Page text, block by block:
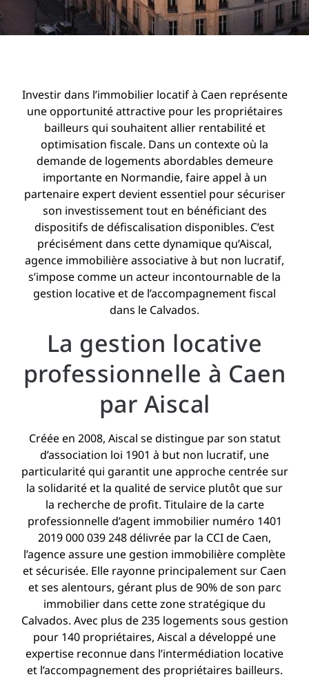
Investir dans l’immobilier locatif à Caen représente
une opportunité attractive pour les propriétaires
bailleurs qui souhaitent allier rentabilité et
optimisation fiscale. Dans un contexte où la
demande de logements abordables demeure
importante en Normandie, faire appel à un
partenaire expert devient essentiel pour sécuriser
son investissement tout en bénéficiant des
dispositifs de défiscalisation disponibles. C’est
précisément dans cette dynamique qu’Aiscal,
agence immobilière associative à but non lucratif,
s’impose comme un acteur incontournable de la
gestion locative et de l’accompagnement fiscal
dans le Calvados.
La gestion locative
professionnelle à Caen
par Aiscal
Créée en 2008, Aiscal se distingue par son statut
d’association loi 1901 à but non lucratif, une
particularité qui garantit une approche centrée sur
la solidarité et la qualité de service plutôt que sur
la recherche de profit. Titulaire de la carte
professionnelle d’agent immobilier numéro 1401
2019 000 039 248 délivrée par la CCI de Caen,
l’agence assure une gestion immobilière complète
et sécurisée. Elle rayonne principalement sur Caen
et ses alentours, gérant plus de 90% de son parc
immobilier dans cette zone stratégique du
Calvados. Avec plus de 235 logements sous gestion
pour 140 propriétaires, Aiscal a développé une
expertise reconnue dans l’intermédiation locative
et l’accompagnement des propriétaires bailleurs.